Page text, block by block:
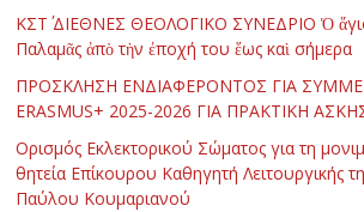
ΚΣΤ΄ ΔΙΕΘΝΕΣ ΘΕΟΛΟΓΙΚΟ ΣΥΝΕΔΡΙΟ Ὁ
Παλαμᾶς ἀπὸ τὴν ἐποχή του ἕως καὶ σήμερα
ΠΡΟΣΚΛΗΣΗ ΕΝΔΙΑΦΕΡΟΝΤΟΣ ΓΙΑ
ERASMUS+ 2025-2026 ΓΙΑ ΠΡΑΚΤΙΚΗ
Ορισμός Εκλεκτορικού Σώματος για τη
θητεία Επίκουρου Καθηγητή Λειτουργικής
Παύλου Κουμαριανού